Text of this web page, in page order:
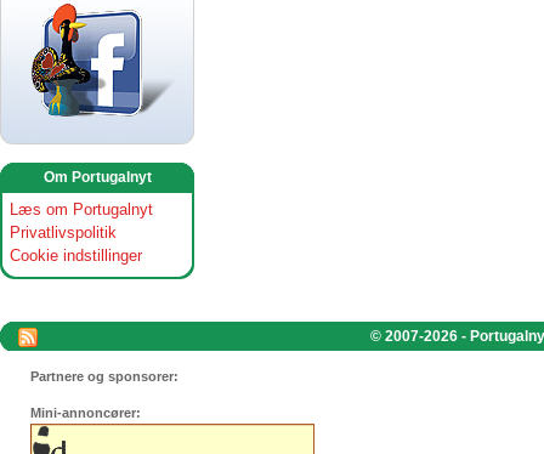
Om Portugalnyt
Læs om Portugalnyt
Privatlivspolitik
Cookie indstillinger
© 2007-2026 -
Partnere og sponsorer:
Mini-annoncører: